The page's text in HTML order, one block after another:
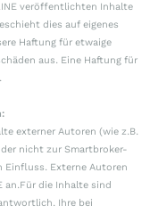
veröffentlichten Inhalte
dies auf eigenes
Haftung für etwaige
aus. Eine Haftung für
externer Autoren (wie z.B.
nicht zur Smartbroker-
Einfluss. Externe Autoren
an.Für die Inhalte sind
Ihre bei